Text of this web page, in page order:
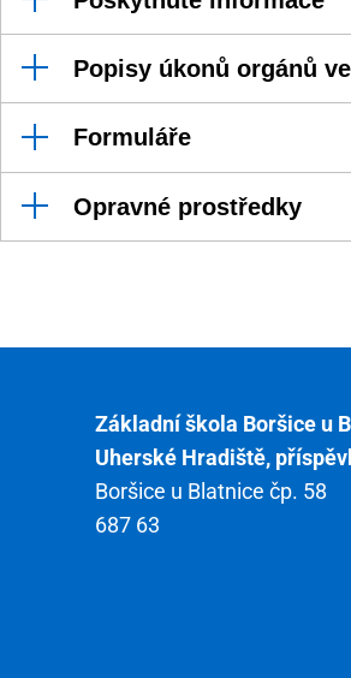
Popisy úkonů orgánů
Formuláře
Opravné prostředky
Základní škola Boršice u
Uherské Hradiště,
Boršice u Blatnice čp. 58
687 63